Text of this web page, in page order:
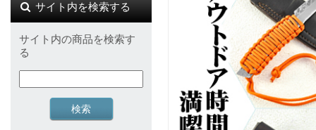
サイト内を検索する
サイト内の商品を検索す
る